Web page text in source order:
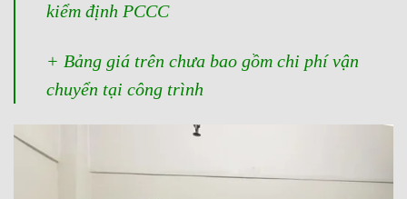
kiểm định PCCC
+ Bảng giá trên chưa bao gồm chi phí vận
chuyển tại công trình